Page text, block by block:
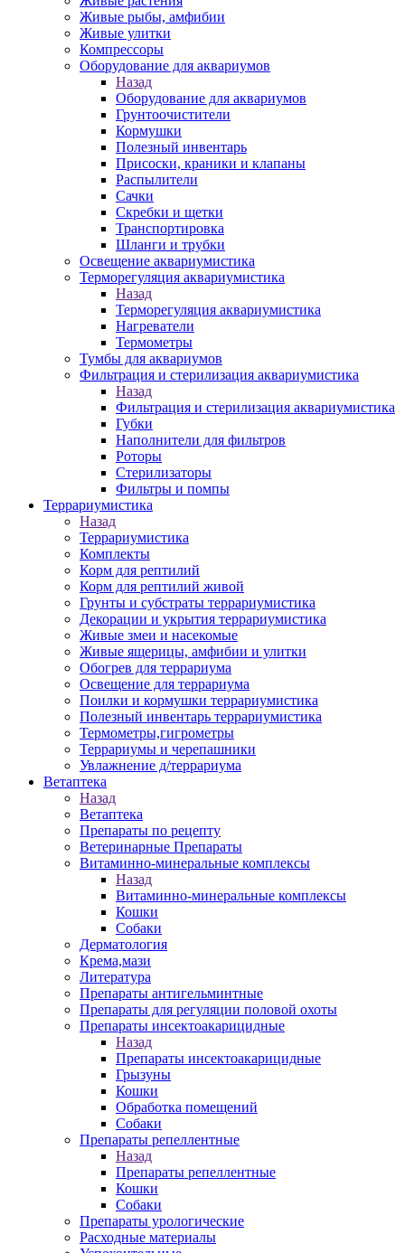
Живые рыбы, амфибии
Живые улитки
Компрессоры
Оборудование для аквариумов
Назад
Оборудование для аквариумов
Грунтоочистители
Кормушки
Полезный инвентарь
Присоски, краники и клапаны
Распылители
Сачки
Скребки и щетки
Транспортировка
Шланги и трубки
Освещение аквариумистика
Терморегуляция аквариумистика
Назад
Терморегуляция аквариумистика
Нагреватели
Термометры
Тумбы для аквариумов
Фильтрация и стерилизация аквариумистика
Назад
Фильтрация и стерилизация аквариумистика
Губки
Наполнители для фильтров
Роторы
Стерилизаторы
Фильтры и помпы
Террариумистика
Назад
Террариумистика
Комплекты
Корм для рептилий
Корм для рептилий живой
Грунты и субстраты террариумистика
Декорации и укрытия террариумистика
Живые змеи и насекомые
Живые ящерицы, амфибии и улитки
Обогрев для террариума
Освещение для террариума
Поилки и кормушки террариумистика
Полезный инвентарь террариумистика
Термометры,гигрометры
Террариумы и черепашники
Увлажнение д/террариума
Ветаптека
Назад
Ветаптека
Препараты по рецепту
Ветеринарные Препараты
Витаминно-минеральные комплексы
Назад
Витаминно-минеральные комплексы
Кошки
Собаки
Дерматология
Крема,мази
Литература
Препараты антигельминтные
Препараты для регуляции половой охоты
Препараты инсектоакарицидные
Назад
Препараты инсектоакарицидные
Грызуны
Кошки
Обработка помещений
Собаки
Препараты репеллентные
Назад
Препараты репеллентные
Кошки
Собаки
Препараты урологические
Расходные материалы